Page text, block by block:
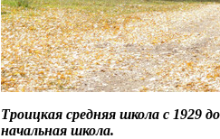
Троицкая средняя школа с 1929
начальная школа.